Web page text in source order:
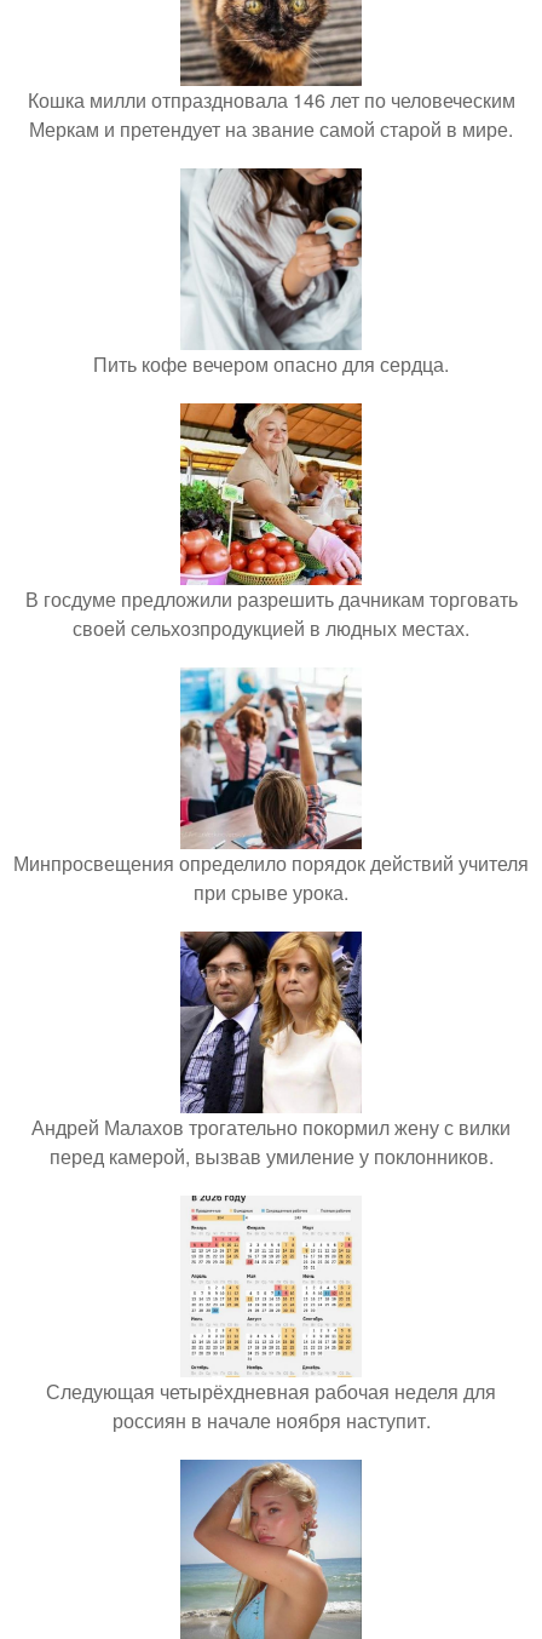
Кошка милли отпраздновала 146 лет по человеческим
Меркам и претендует на звание самой старой в мире.
Пить кофе вечером опасно для сердца.
В госдуме предложили разрешить дачникам торговать
своей сельхозпродукцией в людных местах.
Минпросвещения определило порядок действий учителя
при срыве урока.
Андрей Малахов трогательно покормил жену с вилки
перед камерой, вызвав умиление у поклонников.
Следующая четырёхдневная рабочая неделя для
россиян в начале ноября наступит.